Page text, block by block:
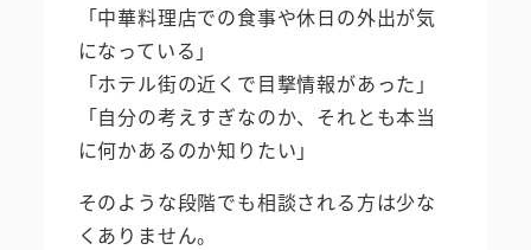
「中華料理店での食事や休日の外出が気
になっている」
「ホテル街の近くで目撃情報があった」
「自分の考えすぎなのか、それとも本当
に何かあるのか知りたい」
そのような段階でも相談される方は少な
くありません。